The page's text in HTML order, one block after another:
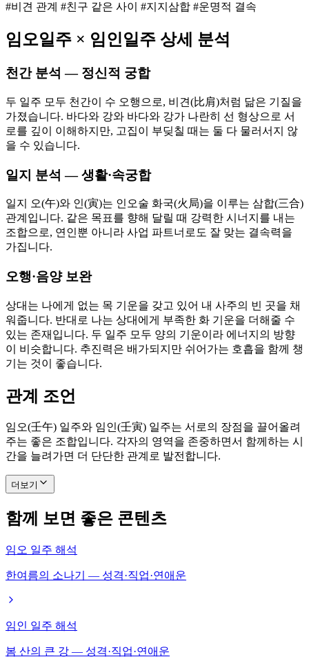
#비견 관계 #친구 같은 사이 #지지삼합 #운명적 결속
임오일주 × 임인일주 상세 분석
천간 분석 — 정신적 궁합
두 일주 모두 천간이 수 오행으로, 비견(比肩)처럼 닮은 기질을
가졌습니다. 바다와 강와 바다와 강가 나란히 선 형상으로 서
로를 깊이 이해하지만, 고집이 부딪칠 때는 둘 다 물러서지 않
을 수 있습니다.
일지 분석 — 생활·속궁합
일지 오(午)와 인(寅)는 인오술 화국(火局)을 이루는 삼합(三合)
관계입니다. 같은 목표를 향해 달릴 때 강력한 시너지를 내는
조합으로, 연인뿐 아니라 사업 파트너로도 잘 맞는 결속력을
가집니다.
오행·음양 보완
상대는 나에게 없는 목 기운을 갖고 있어 내 사주의 빈 곳을 채
워줍니다. 반대로 나는 상대에게 부족한 화 기운을 더해줄 수
있는 존재입니다. 두 일주 모두 양의 기운이라 에너지의 방향
이 비슷합니다. 추진력은 배가되지만 쉬어가는 호흡을 함께 챙
기는 것이 좋습니다.
관계 조언
임오(壬午) 일주와 임인(壬寅) 일주는 서로의 장점을 끌어올려
주는 좋은 조합입니다. 각자의 영역을 존중하면서 함께하는 시
간을 늘려가면 더 단단한 관계로 발전합니다.
더보기
함께 보면 좋은 콘텐츠
임오 일주 해석
한여름의 소나기 — 성격·직업·연애운
임인 일주 해석
봄 산의 큰 강 — 성격·직업·연애운